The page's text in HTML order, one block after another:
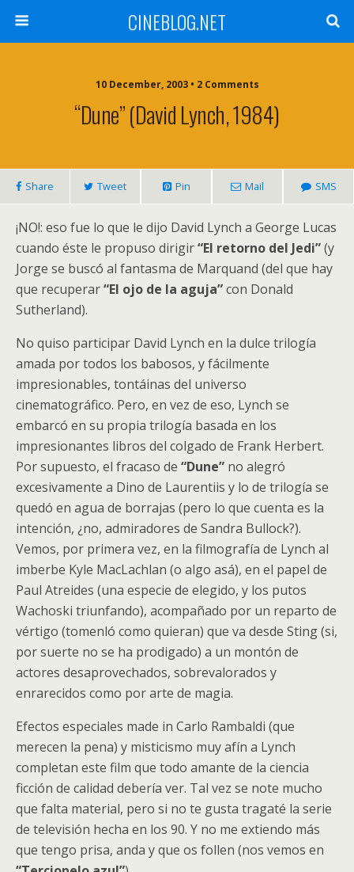
CINEBLOG.NET
10 December, 2003 • 2 Comments
“Dune” (David Lynch, 1984)
Share Tweet Pin Mail SMS
¡NO!: eso fue lo que le dijo David Lynch a George Lucas
cuando éste le propuso dirigir“El retorno del Jedi”(y
Jorge se buscó al fantasma de Marquand (del que hay
que recuperar“El ojo de la aguja”con Donald
Sutherland).
No quiso participar David Lynch en la dulce trilogía
amada por todos los babosos, y fácilmente
impresionables, tontáinas del universo
cinematográfico. Pero, en vez de eso, Lynch se
embarcó en su propia trilogía basada en los
impresionantes libros del colgado de Frank Herbert.
Por supuesto, el fracaso de “Dune” no alegró
excesivamente a Dino de Laurentiis y lo de trilogía se
quedó en agua de borrajas (pero lo que cuenta es la
intención, ¿no, admiradores de Sandra Bullock?).
Vemos, por primera vez, en la filmografía de Lynch al
imberbe Kyle MacLachlan (o algo asá), en el papel de
Paul Atreides (una especie de elegido, y los putos
Wachoski triunfando), acompañado por un reparto de
vértigo (tomenló como quieran) que va desde Sting (si,
por suerte no se ha prodigado) a un montón de
actores desaprovechados, sobrevalorados y
enrarecidos como por arte de magia.
Efectos especiales made in Carlo Rambaldi (que
merecen la pena) y misticismo muy afín a Lynch
completan este film que todo amante de la ciencia
ficción de calidad debería ver. Tal vez se note mucho
que falta material, pero si no te gusta tragaté la serie
de televisión hecha en los 90. Y no me extiendo más
que tengo prisa, anda y que os follen (nos vemos en